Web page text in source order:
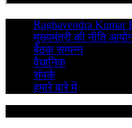
Raghavendra Kumar
मुख्यमंत्री की नीति
बैठक सम्पन्न
वैधानिक
संपर्क
हमारे बारे में